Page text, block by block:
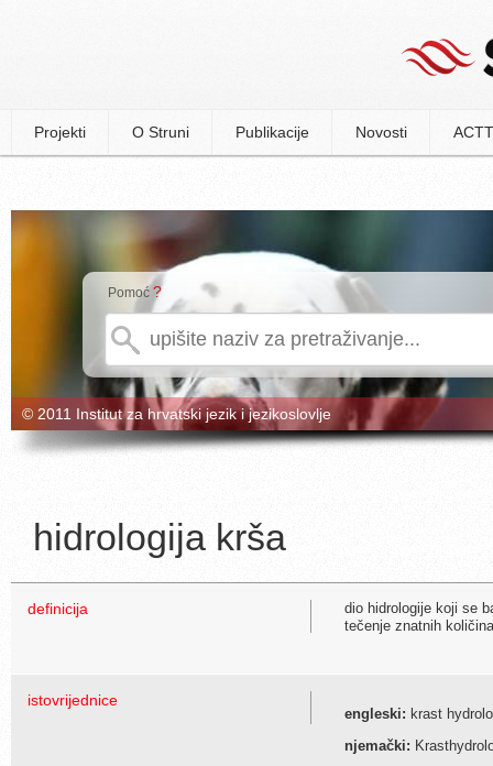
Projekti O Struni Publikacije Novosti
Pomoć ?
© 2011 Institut za hrvatski jezik i jezikoslovlje
hidrologija krša
definicija
dio hidrologije koji se
tečenje znatnih
istovrijednice
engleski: krast
njemački: